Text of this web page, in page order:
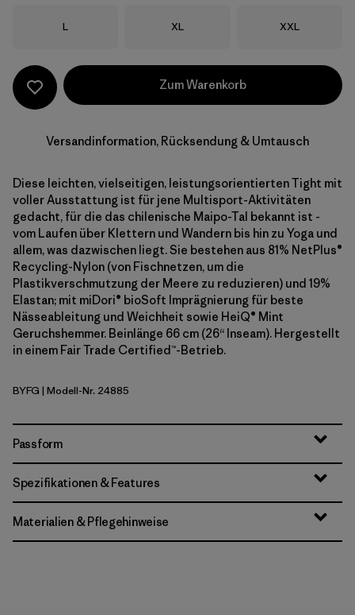
Größe
L Größe
XL Größe
XXL
Zum Warenkorb
Versandinformation, Rücksendung & Umtausch
Diese leichten, vielseitigen, leistungsorientierten Tight mit
voller Ausstattung ist für jene Multisport-Aktivitäten
gedacht, für die das chilenische Maipo-Tal bekannt ist -
vom Laufen über Klettern und Wandern bis hin zu Yoga und
allem, was dazwischen liegt. Sie bestehen aus 81% NetPlus®
Recycling-Nylon (von Fischnetzen, um die
Plastikverschmutzung der Meere zu reduzieren) und 19%
Elastan; mit miDori® bioSoft Imprägnierung für beste
Nässeableitung und Weichheit sowie HeiQ® Mint
Geruchshemmer. Beinlänge 66 cm (26“ Inseam). Hergestellt
in einem Fair Trade Certified™-Betrieb.
Berry Fig
BYFG | Modell-Nr. 24885
Passform
Spezifikationen & Features
Materialien & Pflegehinweise